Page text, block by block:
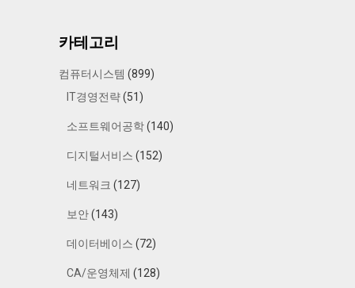
카테고리
컴퓨터시스템 (899)
IT경영전략(51)
소프트웨어공학(140)
디지털서비스 (152)
네트워크 (127)
보안(143)
데이터베이스 (72)
CA/운영체제 (128)